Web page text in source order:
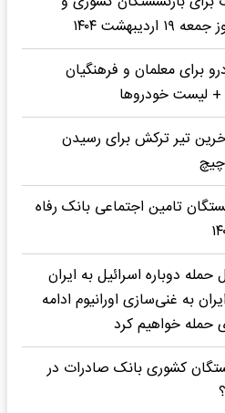
۱۴۰۴
برای معلمان و فرهنگیان
+ لیست خودروها
آخرین تیر ترکش برای رسیدن
تامین اجتماعی بانک رفاه
دوباره اسرائیل به ایران
۱۴۰۴ | اگر ایران به غنی‌سازی اورانیوم ادامه
حمله خواهیم کرد
کشوری بانک صادرات در